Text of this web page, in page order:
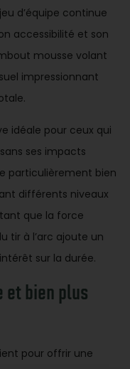
d’équipe continue
accessibilité et son
mousse volant
impressionnant
idéale pour ceux qui
ses impacts
particulièrement bien
différents niveaux
que la force
tir à l’arc ajoute un
sur la durée.
et bien plus
pour offrir une